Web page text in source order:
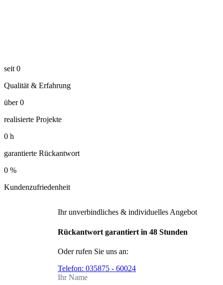
seit 0
Qualität & Erfahrung
über 0
realisierte Projekte
0 h
garantierte Rückantwort
0 %
Kundenzufriedenheit
Ihr unverbindliches & individuelles Angebot
Rückantwort garantiert in 48 Stunden
Oder rufen Sie uns an:
Telefon: 035875 - 60024
Ihr Name